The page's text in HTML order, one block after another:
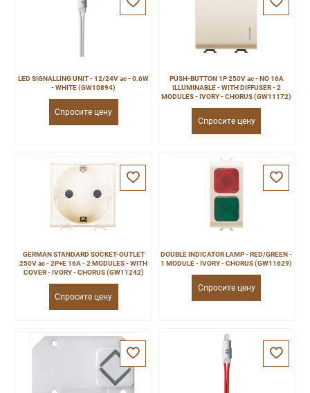
LED SIGNALLING UNIT - 12/24V ac - 0.6W
- WHITE (GW10894)
Спросите цену
PUSH-BUTTON 1P 250V ac - NO 16A
ILLUMINABLE - WITH DIFFUSER - 2
MODULES - IVORY - CHORUS (GW11172)
Спросите цену
GERMAN STANDARD SOCKET-OUTLET
250V ac - 2P+E 16A - 2 MODULES - WITH
COVER - IVORY - CHORUS (GW11242)
Спросите цену
DOUBLE INDICATOR LAMP - RED/GREEN -
1 MODULE - IVORY - CHORUS (GW11629)
Спросите цену